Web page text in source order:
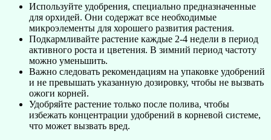
Используйте удобрения, специально предназначенные
для орхидей. Они содержат все необходимые
микроэлементы для хорошего развития растения.
Подкармливайте растение каждые 2-4 недели в период
активного роста и цветения. В зимний период частоту
можно уменьшить.
Важно следовать рекомендациям на упаковке удобрений
и не превышать указанную дозировку, чтобы не вызвать
ожоги корней.
Удобряйте растение только после полива, чтобы
избежать концентрации удобрений в корневой системе,
что может вызвать вред.